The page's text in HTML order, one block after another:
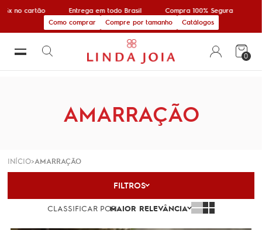
cartão Entrega em todo Brasil Compra 100% Segura
Como comprar
Compre por tamanho Catálogos
0
AMARRAÇÃO
INÍCIO AMARRAÇÃO
CLASSIFICAR PORMAIOR RELEVÂNCIA
FILTROS